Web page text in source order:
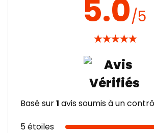
5.0/5
★★★★★
Basé sur1 avis soumis à un
5 étoiles